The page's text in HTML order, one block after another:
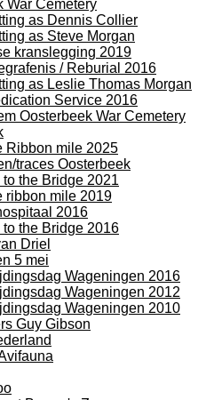
War Cemetery
as Dennis Collier
as Steve Morgan
kranslegging 2019
/ Reburial 2016
as Leslie Thomas Morgan
Service 2016
Oosterbeek War Cemetery
Ribbon mile 2025
traces Oosterbeek
to the Bridge 2021
ribbon mile 2019
2016
to the Bridge 2016
Driel
5 mei
Wageningen 2016
Wageningen 2012
Wageningen 2010
Guy Gibson